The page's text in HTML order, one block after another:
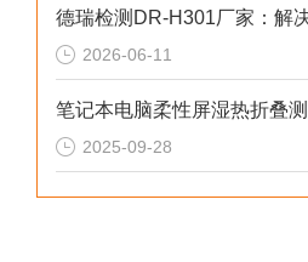
2026-06-11
笔记本电脑柔性屏湿热折叠
2025-09-28